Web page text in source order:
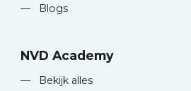
—
Blogs
NVD Academy
—
Bekijk alles